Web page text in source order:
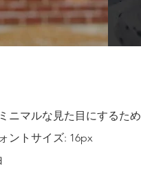
ニマルな見た目にするため
ントサイズ: 16px